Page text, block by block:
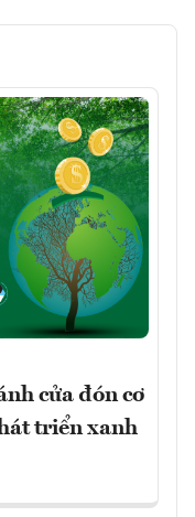
cửa đón cơ
triển xanh